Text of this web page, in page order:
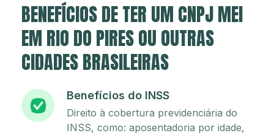
BENEFÍCIOS DE TER UM CNPJ MEI
EM RIO DO PIRES OU OUTRAS
CIDADES BRASILEIRAS
Benefícios do INSS
Direito à cobertura previdenciária do
INSS, como: aposentadoria por idade,